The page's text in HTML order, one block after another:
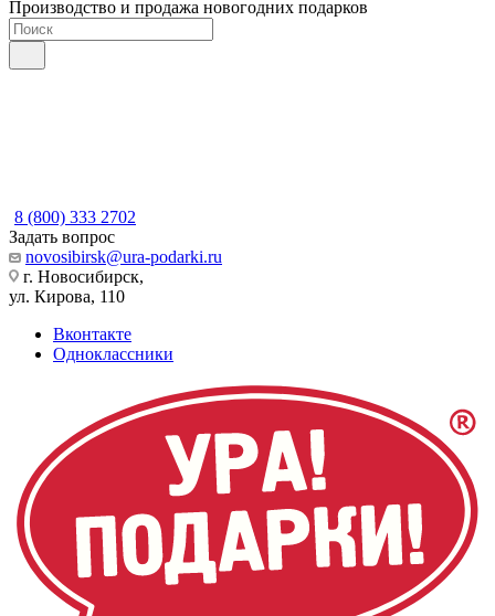
Производство и продажа новогодних подарков
8 (800) 333 2702
Задать вопрос
novosibirsk@ura-podarki.ru
г. Новосибирск,
ул. Кирова, 110
Вконтакте
Одноклассники